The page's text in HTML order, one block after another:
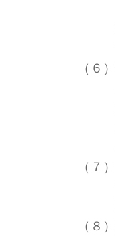
（６）
（７）
（８）